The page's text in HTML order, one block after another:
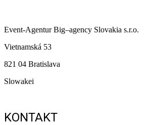
Event-AgenturBig–agency Slovakia s.r.o.
Vietnamská 53
821 04 Bratislava
Slowakei
KONTAKT